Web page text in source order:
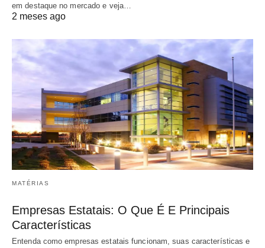
em destaque no mercado e veja…
2 meses ago
MATÉRIAS
Empresas Estatais: O Que É E Principais
Características
Entenda como empresas estatais funcionam, suas características e